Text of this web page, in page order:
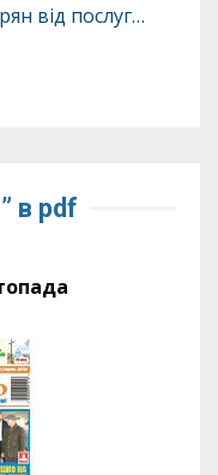
від послуг…
в pdf